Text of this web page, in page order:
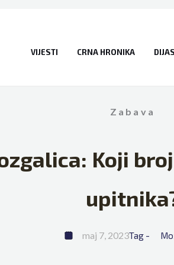
VIJESTI CRNA HRONIKA
Zabava
Koji
maj 7, 2023Tag -